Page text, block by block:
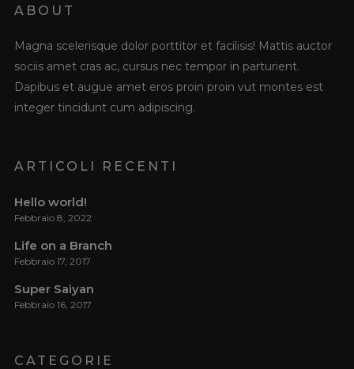
ABOUT
Magna scelerisque dolor porttitor et facilisis! Mattis auctor
sociis amet cras ac, cursus nec tempor in parturient.
Dapibus et augue amet eros proin proin vut montes est
integer tincidunt cum adipiscing.
ARTICOLI RECENTI
Hello world!
Febbraio 8, 2022
Life on a Branch
Febbraio 17, 2017
Super Saiyan
Febbraio 16, 2017
CATEGORIE